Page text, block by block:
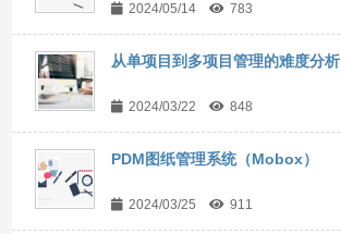
2024/05/14 783
从单项目到多项目管理的难度分析
2024/03/22 848
PDM图纸管理系统（Mobox）
2024/03/25 911